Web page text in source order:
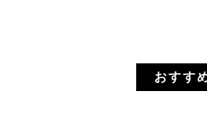
おすす